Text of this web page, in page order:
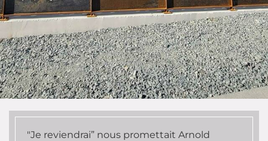
"Je reviendrai” nous promettait Arnold